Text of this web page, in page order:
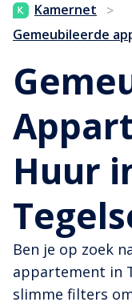
Kamernet
>
Gemeubileerde
Huur
Ben je op zoek
appartement in
slimme filters